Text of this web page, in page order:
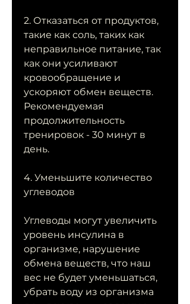
2. Отказаться от продуктов,
такие как соль, таких как
неправильное питание, так
как они усиливают
кровообращение и
ускоряют обмен веществ.
Рекомендуемая
продолжительность
тренировок - 30 минут в
день.
4. Уменьшите количество
углеводов
Углеводы могут увеличить
уровень инсулина в
организме, нарушение
обмена веществ, что наш
вес не будет уменьшаться,
убрать воду из организма